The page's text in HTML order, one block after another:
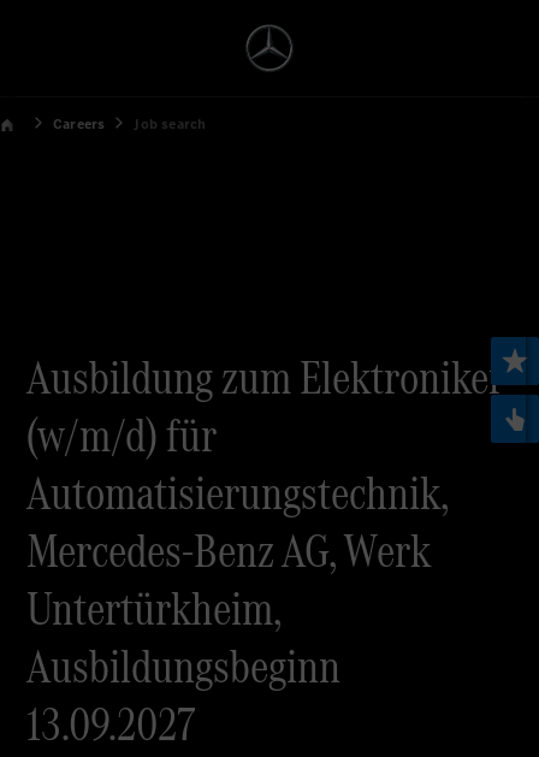
Careers Job search
Ausbildung zum Elektroniker
(w/m/d) für
Automatisierungstechnik,
Mercedes-Benz AG, Werk
Untertürkheim,
Ausbildungsbeginn
13.09.2027